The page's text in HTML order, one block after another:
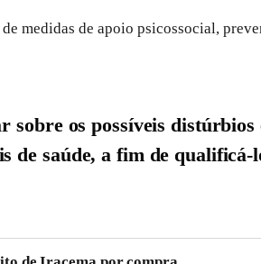
medidas de apoio psicossocial,
os possíveis
de saúde, a fim de